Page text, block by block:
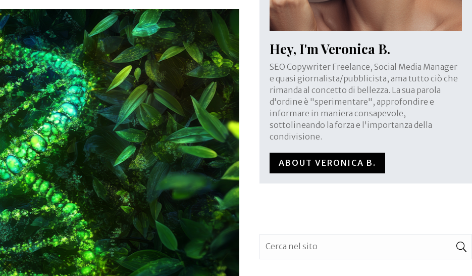
Hey, I'm Veronica B.
SEO Copywriter Freelance, Social Media Manager
e quasi giornalista/pubblicista, ama tutto ciò che
rimanda al concetto di bellezza. La sua parola
d'ordine è "sperimentare", approfondire e
informare in maniera consapevole,
sottolineando la forza e l'importanza della
condivisione.
ABOUT VERONICA B.